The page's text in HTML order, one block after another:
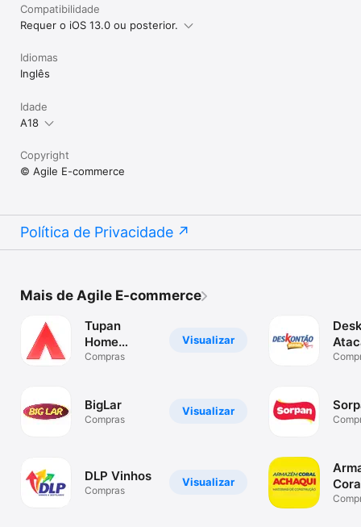
Compatibilidade
Requer o iOS 13.0 ou posterior.
Idiomas
Inglês
Idade
A18
Copyright
© Agile E-commerce
Política de Privacidade
Mais de Agile E-commerce
Visualizar
Tupan
Home
Center
Compras
Visualizar
BigLar
Compras
Visualizar
DLP Vinhos
Compras